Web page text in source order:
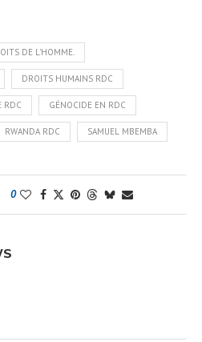
DE L'HOMME.
DROITS HUMAINS RDC
RDC GÉNOCIDE EN RDC
RWANDA RDC SAMUEL MBEMBA
0